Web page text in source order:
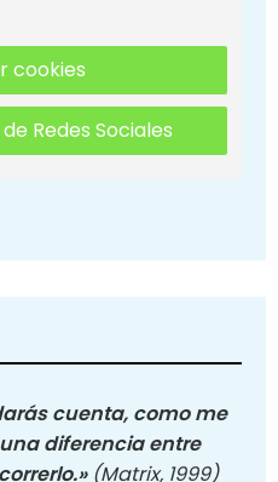
cookies
Redes Sociales
cuenta, como me
diferencia entre
(Matrix, 1999)